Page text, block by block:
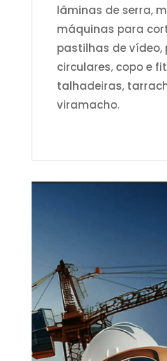
lâminas de serra,
máquinas para
pastilhas de vídeo,
circulares, copo e
talhadeiras,
viramacho.